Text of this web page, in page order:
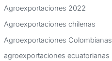
Agroexportaciones 2022
Agroexportaciones chilenas
Agroexportaciones Colombianas
agroexportaciones ecuatorianas